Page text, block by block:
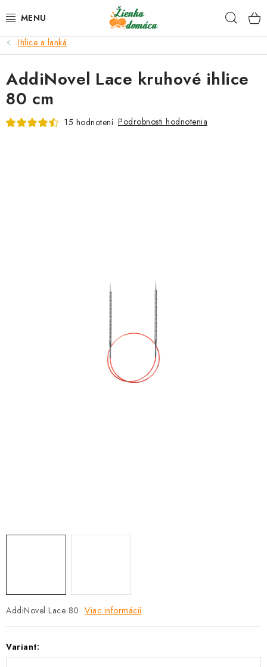
na
KLBKÁ
Ihlice a lanká
AddiNovel Lace 80 Viac informácií
Variant:
AddiNovel Lace kruhové ihlice
80 cm
15 hodnotení Podrobnosti hodnotenia